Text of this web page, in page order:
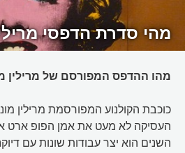
מהי סדרת הדפסי
מהו ההדפס המפורסם של מרילין
העסיקה לא מעט את אמן הפופ ארט
השנים הוא יצר עבודות שונות עם